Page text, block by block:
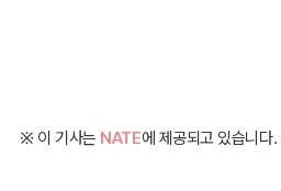
※ 이 기사는 NATE에 제공되고 있습니다.